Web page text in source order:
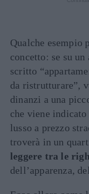
Qualche esempio
concetto: se su
scritto
da ristrutturare”,
dinanzi a una
che viene
lusso a prezzo
troverà in un
leggere tra le
dell’apparenza,